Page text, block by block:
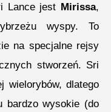
Lance jest Mirissa,
wyspy. To
na specjalne rejsy
stworzeń. Sri
wielorybów, dlatego
bardzo wysokie (do